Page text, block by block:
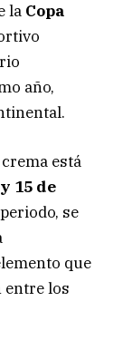
la Copa
año,
está
15 de
se
que
entre los